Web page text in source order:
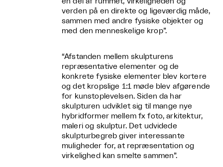
verden på en direkte og ligeværdig måde,
sammen med andre fysiske objekter og
med den menneskelige krop”.
“Afstanden mellem skulpturens
repræsentative elementer og de
konkrete fysiske elementer blev kortere
og det kropslige 1:1 møde blev afgørende
for kunstoplevelsen. Siden da har
skulpturen udviklet sig til mange nye
hybridformer mellem fx foto, arkitektur,
maleri og skulptur. Det udvidede
skulpturbegreb giver interessante
muligheder for, at repræsentation og
virkelighed kan smelte sammen”.